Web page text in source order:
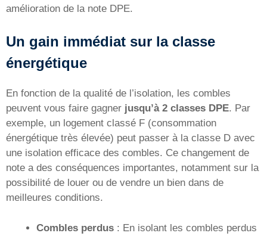
amélioration de la note DPE.
Un gain immédiat sur la classe
énergétique
En fonction de la qualité de l’isolation, les combles
peuvent vous faire gagner jusqu’à 2 classes DPE. Par
exemple, un logement classé F (consommation
énergétique très élevée) peut passer à la classe D avec
une isolation efficace des combles. Ce changement de
note a des conséquences importantes, notamment sur la
possibilité de louer ou de vendre un bien dans de
meilleures conditions.
Combles perdus : En isolant les combles perdus